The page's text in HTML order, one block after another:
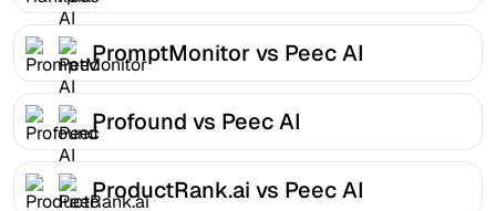
PromptMonitor vs Peec AI
Profound vs Peec AI
ProductRank.ai vs Peec AI